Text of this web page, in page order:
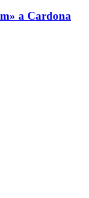
a Cardona